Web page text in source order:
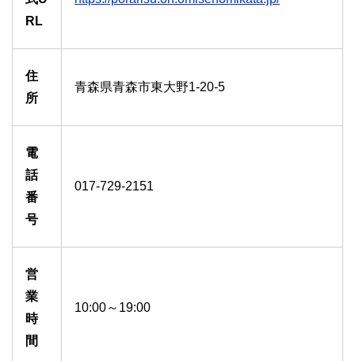
RL
住
所
青森県青森市東大野1-20-5
電
話
番
号
017-729-2151
営
業
時
間
10:00～19:00